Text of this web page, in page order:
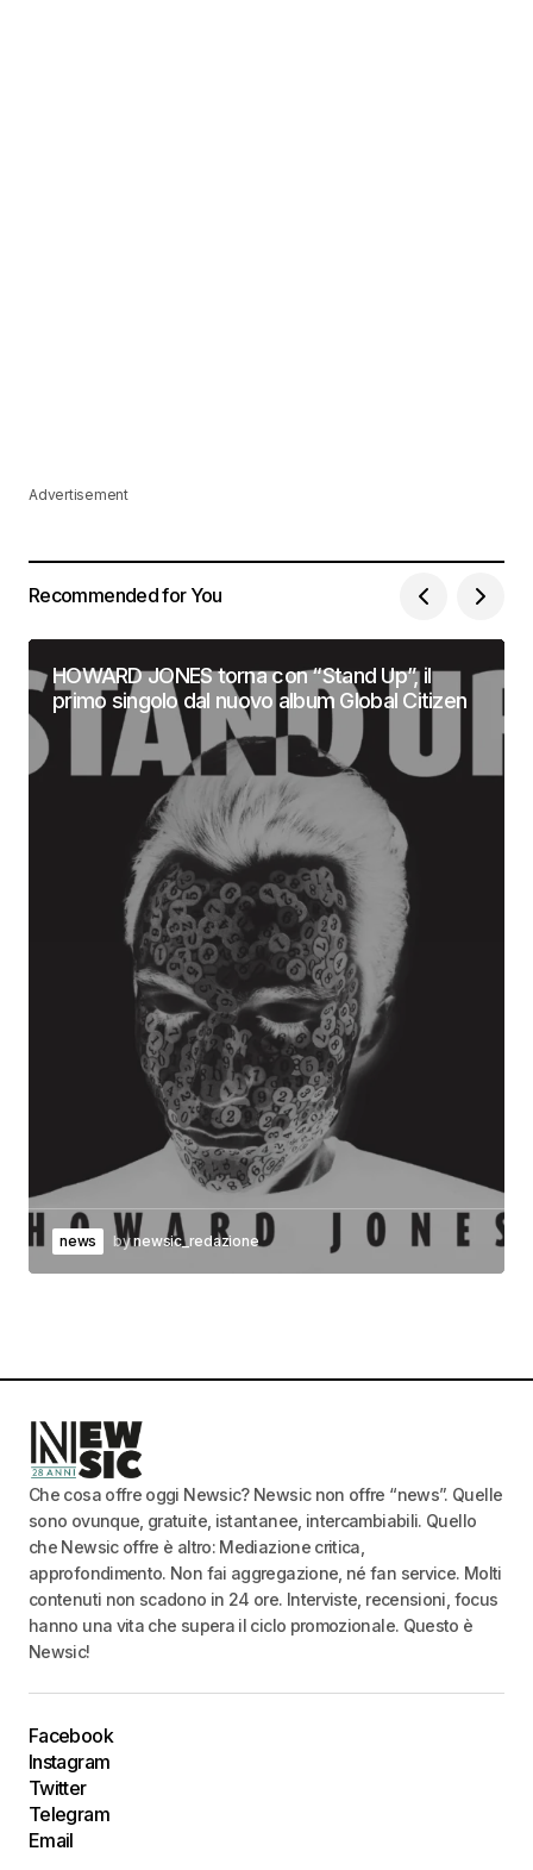
Advertisement
Recommended for You
HOWARD JONES torna con “Stand Up”, il
primo singolo dal nuovo album Global Citizen
news bynewsic_redazione
Che cosa offre oggi Newsic? Newsic non offre “news”. Quelle
sono ovunque, gratuite, istantanee, intercambiabili. Quello
che Newsic offre è altro: Mediazione critica,
approfondimento. Non fai aggregazione, né fan service. Molti
contenuti non scadono in 24 ore. Interviste, recensioni, focus
hanno una vita che supera il ciclo promozionale. Questo è
Newsic!
Facebook
Instagram
Twitter
Telegram
Email